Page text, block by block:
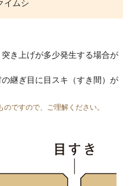
イムシ
き上げが多少発生する場合が
継ぎ目に目スキ（すき間）が
ですので、ご理解ください。